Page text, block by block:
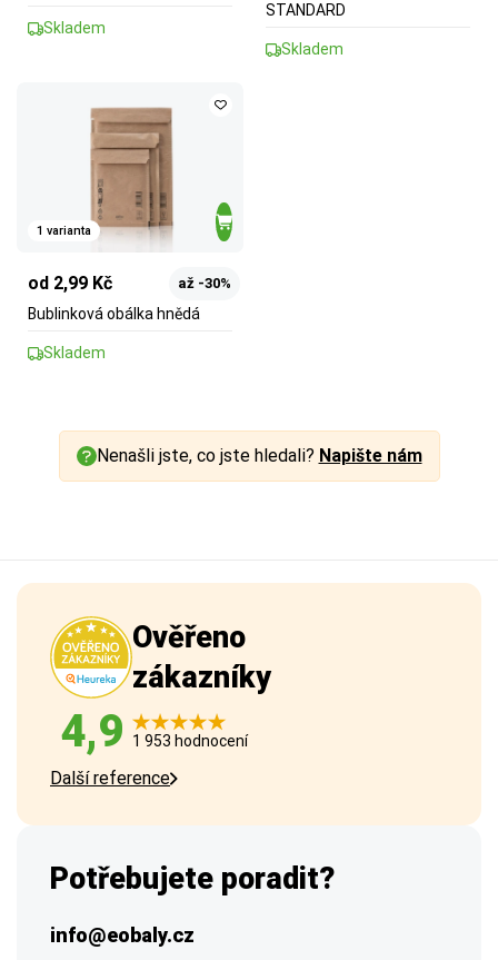
Skladem
STANDARD
Skladem
1 varianta
od 2,99 Kč až -30%
Bublinková obálka hnědá
Skladem
Nenašli jste, co jste hledali? Napište nám
Ověřeno
zákazníky
4,9 1 953 hodnocení
Další reference
Potřebujete poradit?
info@eobaly.cz